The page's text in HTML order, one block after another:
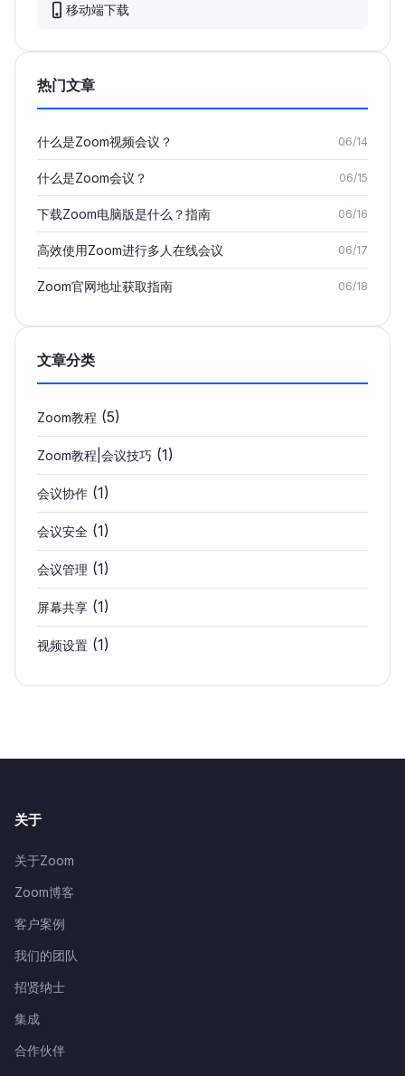
移动端下载
热门文章
什么是Zoom视频会议？ 06/14
什么是Zoom会议？ 06/15
下载Zoom电脑版是什么？指南 06/16
高效使用Zoom进行多人在线会议 06/17
Zoom官网地址获取指南 06/18
文章分类
Zoom教程 (5)
Zoom教程|会议技巧 (1)
会议协作 (1)
会议安全 (1)
会议管理 (1)
屏幕共享 (1)
视频设置 (1)
关于
关于Zoom
Zoom博客
客户案例
我们的团队
招贤纳士
集成
合作伙伴